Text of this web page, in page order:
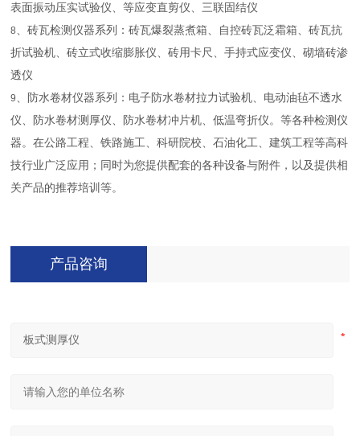
表面振动压实试验仪、等应变直剪仪、三联固结仪
8、砖瓦检测仪器系列：砖瓦爆裂蒸煮箱、自控砖瓦泛霜箱、砖瓦抗
折试验机、砖立式收缩膨胀仪、砖用卡尺、手持式应变仪、砌墙砖渗
透仪
9、防水卷材仪器系列：电子防水卷材拉力试验机、电动油毡不透水
仪、防水卷材测厚仪、防水卷材冲片机、低温弯折仪。等各种检测仪
器。在公路工程、铁路施工、科研院校、石油化工、建筑工程等高科
技行业广泛应用；同时为您提供配套的各种设备与附件，以及提供相
关产品的推荐培训等。
产品咨询